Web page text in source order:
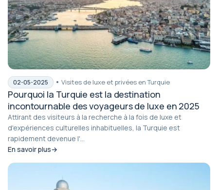
02-05-2025 Visites de luxe et privées en Turquie
Pourquoi la Turquie est la destination
incontournable des voyageurs de luxe en 2025
Attirant des visiteurs à la recherche à la fois de luxe et
d'expériences culturelles inhabituelles, la Turquie est
rapidement devenue l'...
En savoir plus